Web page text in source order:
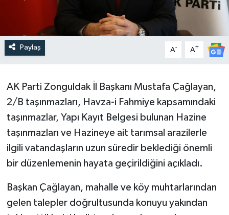
Paylaş A- A+
AK Parti Zonguldak İl Başkanı Mustafa Çağlayan,
2/B taşınmazları, Havza-i Fahmiye kapsamındaki
taşınmazlar, Yapı Kayıt Belgesi bulunan Hazine
taşınmazları ve Hazineye ait tarımsal arazilerle
ilgili vatandaşların uzun süredir beklediği önemli
bir düzenlemenin hayata geçirildiğini açıkladı.
Başkan Çağlayan, mahalle ve köy muhtarlarından
gelen talepler doğrultusunda konuyu yakından